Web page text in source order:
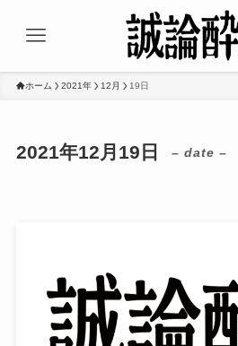
ホーム 2021年 12月 19日
2021年12月19日 – date –